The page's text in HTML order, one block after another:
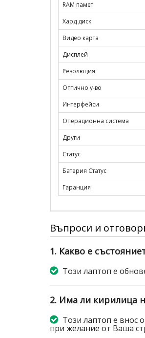
RAM памет
Хард диск
Видео карта
Дисплей
Резолюция
Оптично у-во
Интерфейси
Операционна система
Други
Статус
Батерия Статус
Гаранция
Въпроси и
1. Какво е
Този лаптоп е
2. Има ли кирилица
Този лаптоп е внос
при желание от Ваша